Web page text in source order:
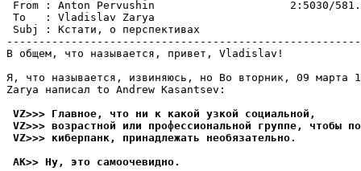
From : Anton Pervushin                     2:5030/
To   : Vladislav Zarya
Subj : Кстати, о
В общем, что называется, привет, Vladislav!
Я, что называется, извиняюсь, но Во вторник, 09
Zarya написал to Andrew Kasantsev:
VZ>>> Главное, что ни к какой узкой социальной,
VZ>>> возрастной или профессиональной группе, чтобы
VZ>>> киберпанк, принадлежать необязательно.
AK>> Ну, это самоочевидно.